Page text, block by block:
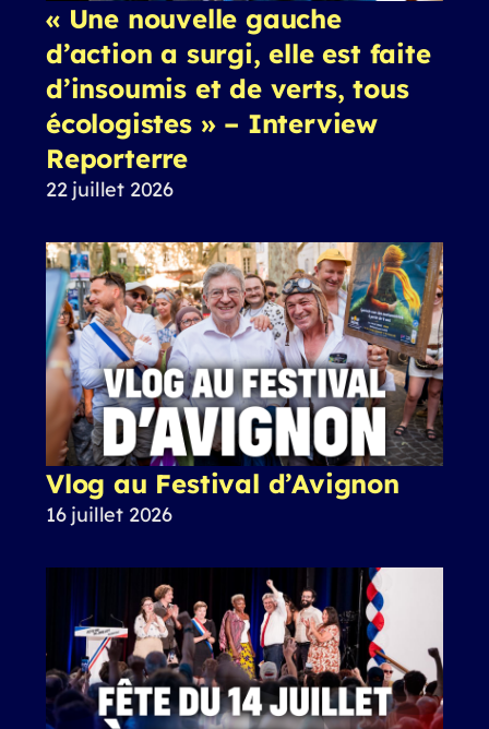
« Une nouvelle gauche
d’action a surgi, elle est faite
d’insoumis et de verts, tous
écologistes » – Interview
Reporterre
22 juillet 2026
Vlog au Festival d’Avignon
16 juillet 2026